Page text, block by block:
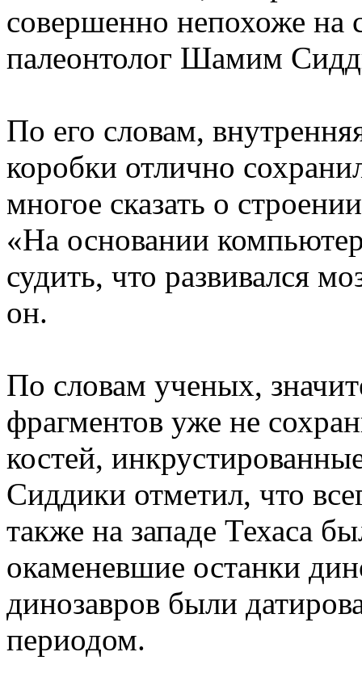
совершенно непохоже на
палеонтолог Шамим
По его словам,
коробки отлично
многое сказать о
«На основании
судить, что развивался
он.
По словам ученых,
фрагментов уже не
костей,
Сиддики отметил, что
также на западе Техаса
окаменевшие останки
динозавров были
периодом.